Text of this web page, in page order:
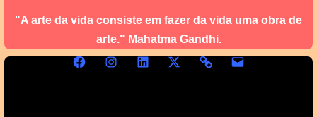
"A arte da vida consiste em fazer da vida uma obra de
arte." Mahatma Gandhi.